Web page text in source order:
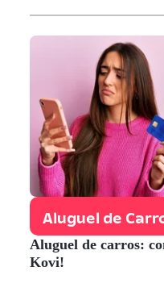
Aluguel de
Aluguel de carros:
Kovi!